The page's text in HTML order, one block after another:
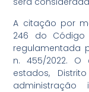
A citação por
246 do
regulamentada
n. 455/2022.
estados,